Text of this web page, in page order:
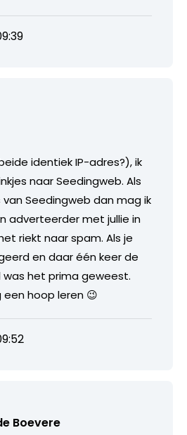
identiek IP-adres?), ik
naar Seedingweb. Als
Seedingweb dan mag ik
adverteerder met jullie in
riekt naar spam. Als je
en daar één keer de
was het prima geweest.
hoop leren 😉
Boevere